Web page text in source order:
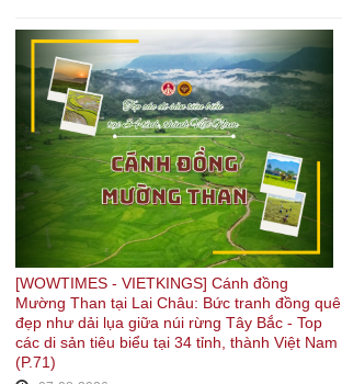
[WOWTIMES - VIETKINGS] Cánh đồng
Mường Than tại Lai Châu: Bức tranh đồng quê
đẹp như dải lụa giữa núi rừng Tây Bắc - Top
các di sản tiêu biểu tại 34 tỉnh, thành Việt Nam
(P.71)